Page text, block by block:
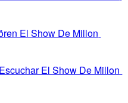
El Show De Millon
Escuchar El Show De Millon